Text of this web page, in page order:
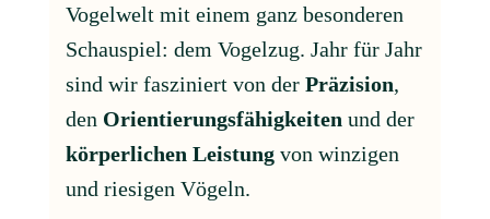
Vogelwelt mit einem ganz besonderen
Schauspiel: dem Vogelzug. Jahr für Jahr
sind wir fasziniert von der Präzision,
den Orientierungsfähigkeiten und der
körperlichen Leistungvon winzigen
und riesigen Vögeln.